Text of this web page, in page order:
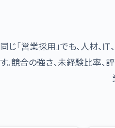
同じ「営業採用」でも、人材
す。競合の強さ、未経験比率